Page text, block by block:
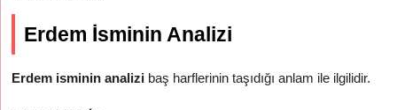
Erdem İsminin Analizi
Erdem isminin analizi baş harflerinin taşıdığı anlam ile ilgilidir.